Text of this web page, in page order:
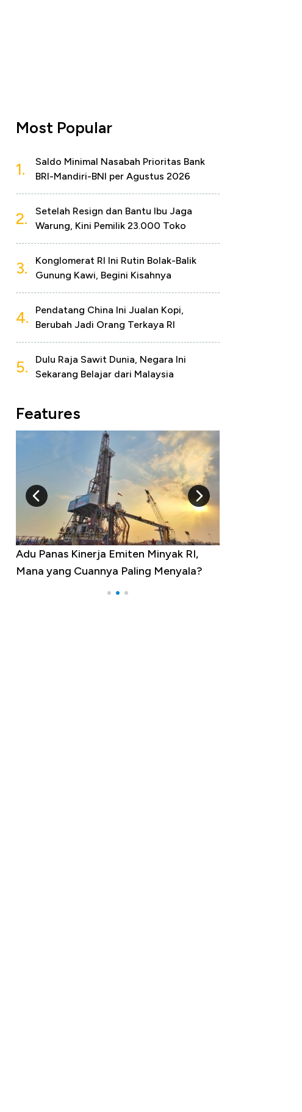
Most Popular
1.
Saldo Minimal Nasabah Prioritas Bank
BRI-Mandiri-BNI per Agustus 2026
2.
Setelah Resign dan Bantu Ibu Jaga
Warung, Kini Pemilik 23.000 Toko
3.
Konglomerat RI Ini Rutin Bolak-Balik
Gunung Kawi, Begini Kisahnya
4.
Pendatang China Ini Jualan Kopi,
Berubah Jadi Orang Terkaya RI
5.
Dulu Raja Sawit Dunia, Negara Ini
Sekarang Belajar dari Malaysia
Features
Adu Panas Kinerja Emiten Minyak RI,
Mana yang Cuannya Paling Menyala?